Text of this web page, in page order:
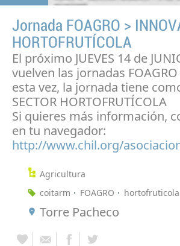
Jornada FOAGRO >
HORTOFRUTÍCOLA
El próximo JUEVES 14 de
vuelven las jornadas
esta vez, la jornada tiene
SECTOR HORTOFRUTÍCOLA
Si quieres más información,
en tu navegador:
http://www.chil.org/
Agricultura
coitarm
FOAGRO hortofruticola
Torre Pacheco